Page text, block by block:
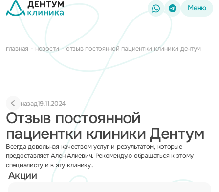
Меню
главная новости отзыв постоянной пациентки клиники дентум
назад19.11.2024
Отзыв постоянной
пациентки клиники Дентум
Всегда довольная качеством услуг и результатом, которые
предоставляет Ален Алиевич. Рекомендую обращаться к этому
специалисту и в эту клинику..
Акции